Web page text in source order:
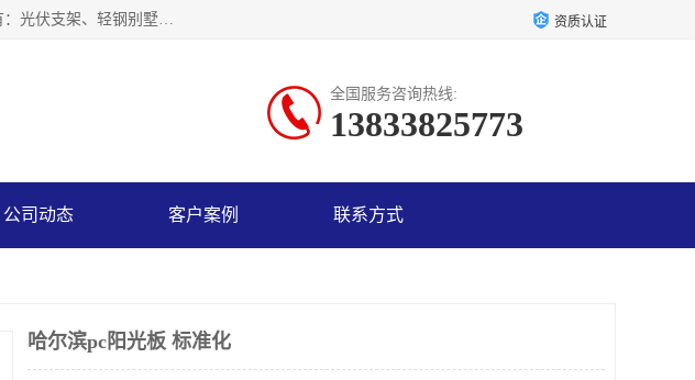
神龙拜耳科技衡水股份有限公司河北一家生产光伏支架，轻钢别墅，阳光板、耐力板的公司，主要产品有：光伏支架、轻钢别墅、阳光板、耐力板、采光板等，公司参与制定了多项标准。 资质认证
全国服务咨询热线:
13833825773
公司动态 客户案例 联系方式
哈尔滨pc阳光板 标准化